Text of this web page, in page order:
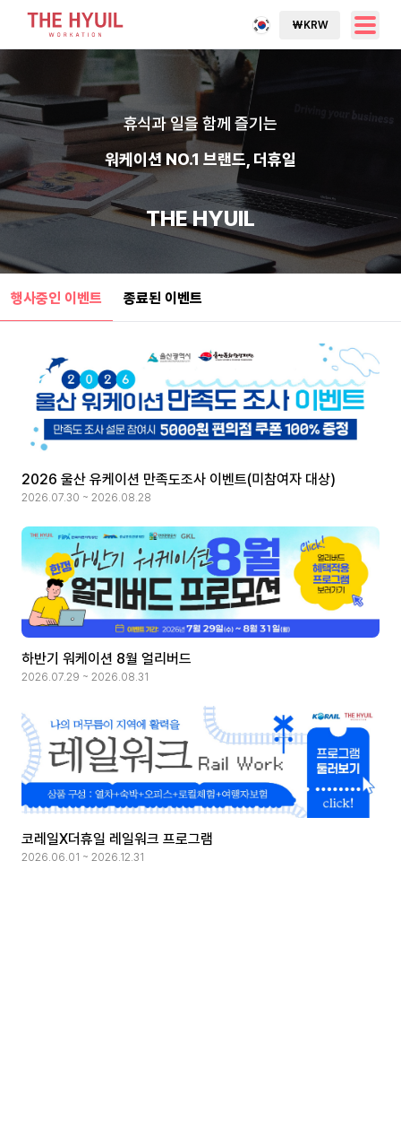
₩KRW
휴식과 일을 함께 즐기는
워케이션 NO.1 브랜드, 더휴일
THE HYUIL
행사중인 이벤트 종료된 이벤트
2026 울산 유케이션 만족도조사 이벤트(미참여자 대상)
2026.07.30 ~ 2026.08.28
하반기 워케이션 8월 얼리버드
2026.07.29 ~ 2026.08.31
코레일X더휴일 레일워크 프로그램
2026.06.01 ~ 2026.12.31